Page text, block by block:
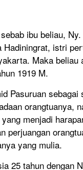
ibu beliau,
istri
Maka beliau
1919 M.
Pasuruan
orangtuanya,
menjadi
perjuangan
yang mulia.
25 tahun dengan